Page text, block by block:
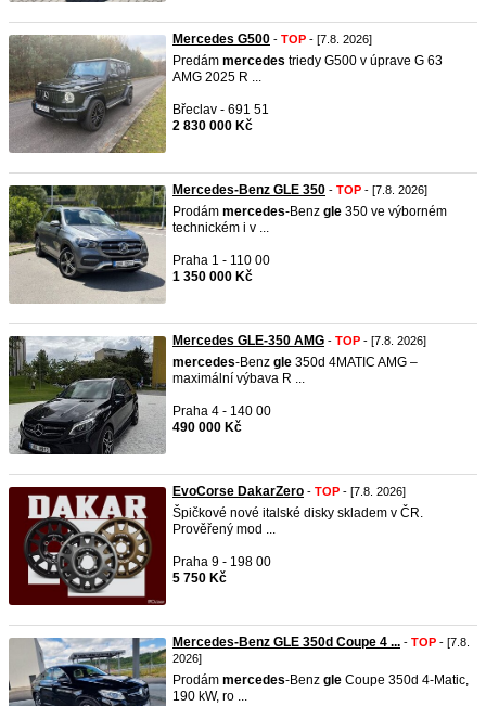
Mercedes G500 - TOP - [7.8. 2026]
Predám mercedes triedy G500 v úprave G 63
AMG 2025 R ...
Břeclav - 691 51
2 830 000 Kč
Mercedes-Benz GLE 350 - TOP - [7.8. 2026]
Prodám mercedes-Benz gle 350 ve výborném
technickém i v ...
Praha 1 - 110 00
1 350 000 Kč
Mercedes GLE-350 AMG - TOP - [7.8. 2026]
mercedes-Benz gle 350d 4MATIC AMG –
maximální výbava R ...
Praha 4 - 140 00
490 000 Kč
EvoCorse DakarZero - TOP - [7.8. 2026]
Špičkové nové italské disky skladem v ČR.
Prověřený mod ...
Praha 9 - 198 00
5 750 Kč
Mercedes-Benz GLE 350d Coupe 4 ... - TOP - [7.8.
2026]
Prodám mercedes-Benz gle Coupe 350d 4-Matic,
190 kW, ro ...